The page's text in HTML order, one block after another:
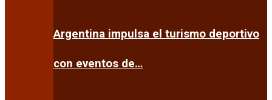
Argentina impulsa el turismo deportivo
con eventos de…